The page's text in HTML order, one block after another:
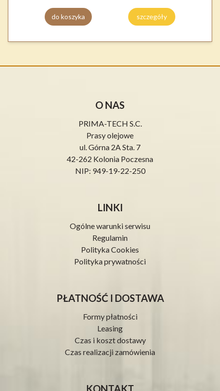
do koszyka szczegóły
O NAS
PRIMA-TECH S.C.
Prasy olejowe
ul. Górna 2A Sta. 7
42-262 Kolonia Poczesna
NIP: 949-19-22-250
LINKI
Ogólne warunki serwisu
Regulamin
Polityka Cookies
Polityka prywatności
PŁATNOŚĆ I DOSTAWA
Formy płatności
Leasing
Czas i koszt dostawy
Czas realizacji zamówienia